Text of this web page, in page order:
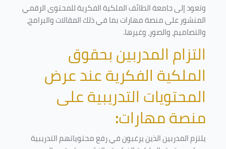
وتعود إلى جامعة الطائف الملكية الفكرية للمحتوى الرقمي
المنشور على منصة مهارات بما في ذلك المقالات والبرامج،
والتصاميم، والصور، وغيرها.
التزام المدربين بحقوق
الملكية الفكرية عند عرض
المحتويات التدريبية على
منصة مهارات:
يلتزم المدربين الذين يرغبون في رفع محتوياتهم التدريبية